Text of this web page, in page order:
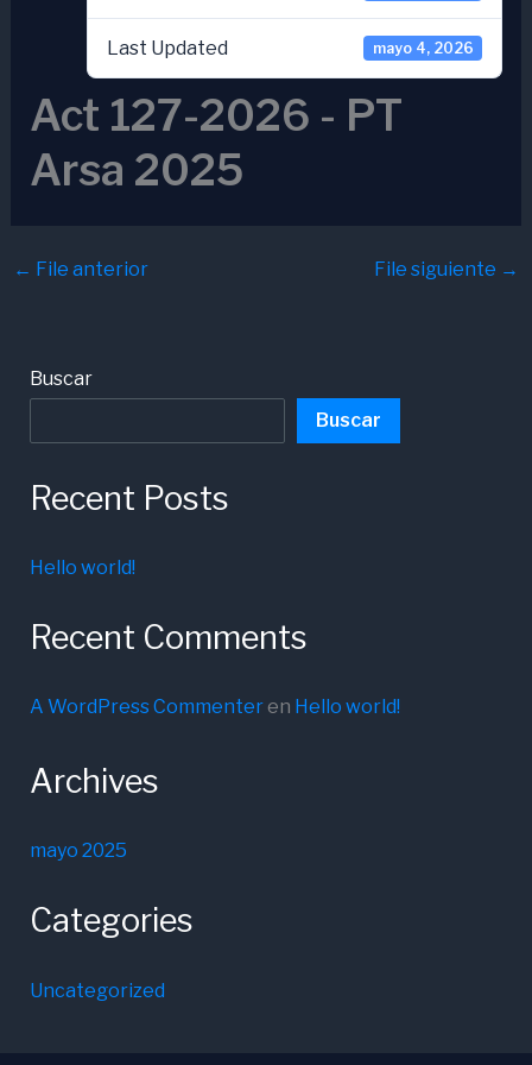
Last Updated mayo 4, 2026
Act 127-2026 - PT
Arsa 2025
← File anterior File siguiente →
Buscar
Buscar
Recent Posts
Hello world!
Recent Comments
A WordPress Commenteren Hello world!
Archives
mayo 2025
Categories
Uncategorized